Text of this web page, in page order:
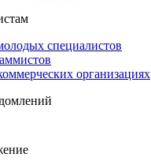
специалистов
организациях